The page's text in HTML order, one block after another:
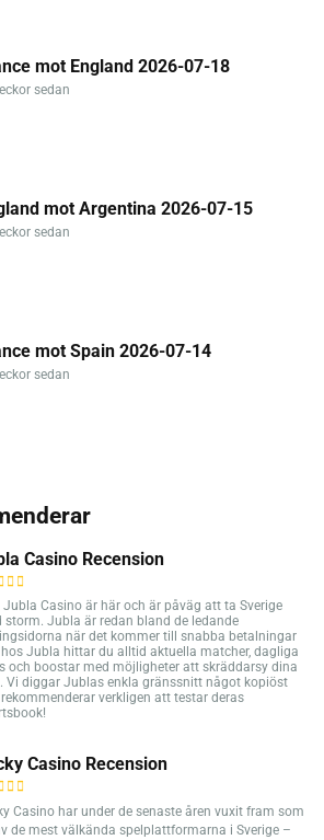
mot England 2026-07-18
sedan
mot Argentina 2026-07-15
sedan
mot Spain 2026-07-14
sedan
Casino Recension
Jubla Casino är här och är påväg att ta Sverige
storm. Jubla är redan bland de ledande
när det kommer till snabba betalningar
Jubla hittar du alltid aktuella matcher, dagliga
och boostar med möjligheter att skräddarsy dina
Vi diggar Jublas enkla gränssnitt något kopiöst
verkligen att testar deras
Casino Recension
Casino har under de senaste åren vuxit fram som
de mest välkända spelplattformarna i Sverige –